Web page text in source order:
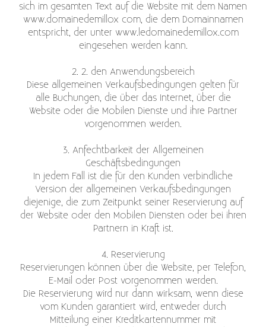
sich im gesamten Text auf die Website mit dem Namen
www.domainedemillox com, die dem Domainnamen
entspricht, der unter www.ledomainedemillox.com
eingesehen werden kann.
2. 2. den Anwendungsbereich
Diese allgemeinen Verkaufsbedingungen gelten für
alle Buchungen, die über das Internet, über die
Website oder die Mobilen Dienste und ihre Partner
vorgenommen werden.
3. Anfechtbarkeit der Allgemeinen
Geschäftsbedingungen
In jedem Fall ist die für den Kunden verbindliche
Version der allgemeinen Verkaufsbedingungen
diejenige, die zum Zeitpunkt seiner Reservierung auf
der Website oder den Mobilen Diensten oder bei ihren
Partnern in Kraft ist.
4. Reservierung
Reservierungen können über die Website, per Telefon,
E-Mail oder Post vorgenommen werden.
Die Reservierung wird nur dann wirksam, wenn diese
vom Kunden garantiert wird, entweder durch
Mitteilung einer Kreditkartennummer mit